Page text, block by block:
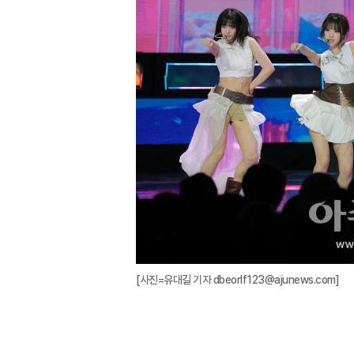
[사진=유대길 기자 dbeorlf123@ajunews.com]